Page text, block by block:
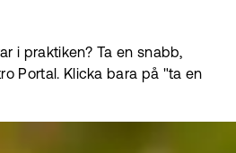
i praktiken? Ta en snabb,
Portal. Klicka bara på "ta en